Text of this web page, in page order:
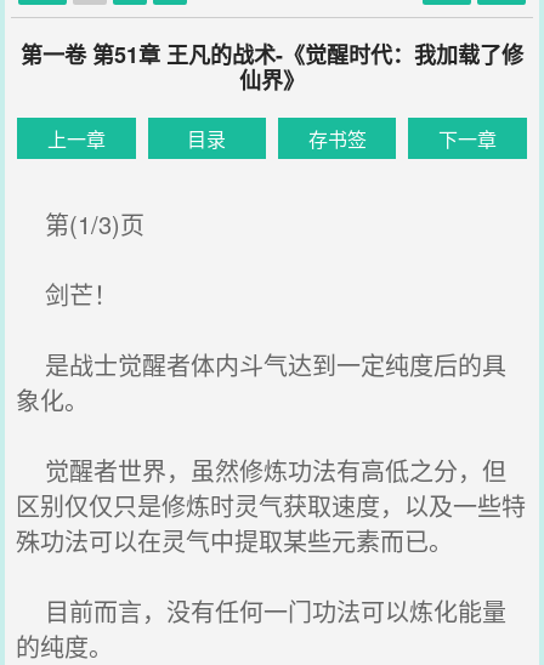
第一卷 第51章 王凡的战术-《觉醒时代：我加载了修
仙界》
上一章 目录 存书签 下一章
第(1/3)页
剑芒！
是战士觉醒者体内斗气达到一定纯度后的具
象化。
觉醒者世界，虽然修炼功法有高低之分，但
区别仅仅只是修炼时灵气获取速度，以及一些特
殊功法可以在灵气中提取某些元素而已。
目前而言，没有任何一门功法可以炼化能量
的纯度。